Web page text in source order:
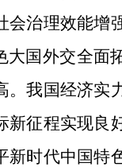
治理效能增
大国外交全面
。我国经济实
新征程实现良
时代中国特